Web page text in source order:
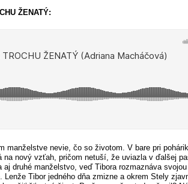
ŽENATÝ:
nevie, čo so životom. V bare pri
nový vzťah, pričom netuší, že uviazla v ďalšej
druhé manželstvo, veď Tibora rozmaznáva
Tibor jedného dňa zmizne a okrem Stely